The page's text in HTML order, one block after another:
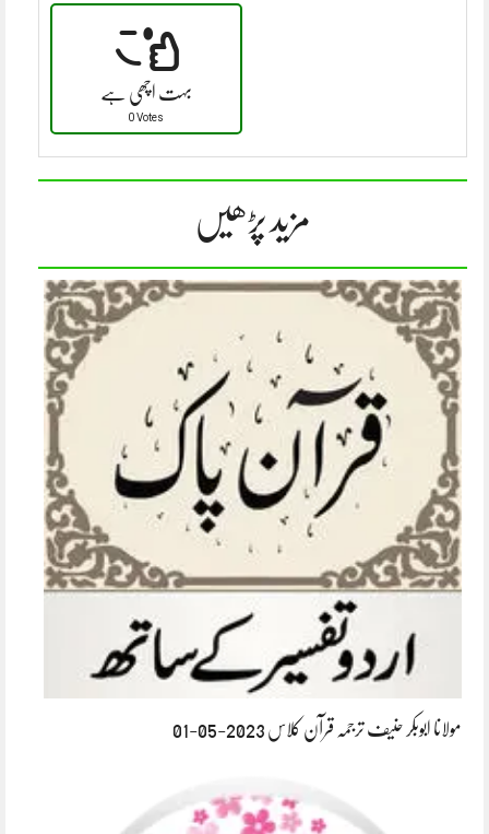
بہت اچھی ہے
0 Votes
مزید پڑھیں
مولانا ابوبکر حنیف ترجمہ قرآن کلاس 2023-05-01